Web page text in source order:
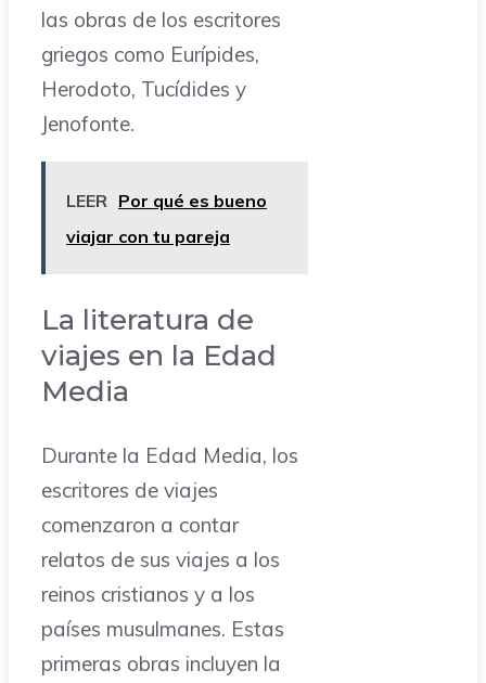
las obras de los escritores
griegos como Eurípides,
Herodoto, Tucídides y
Jenofonte.
LEER Por qué es bueno
viajar con tu pareja
La literatura de
viajes en la Edad
Media
Durante la Edad Media, los
escritores de viajes
comenzaron a contar
relatos de sus viajes a los
reinos cristianos y a los
países musulmanes. Estas
primeras obras incluyen la